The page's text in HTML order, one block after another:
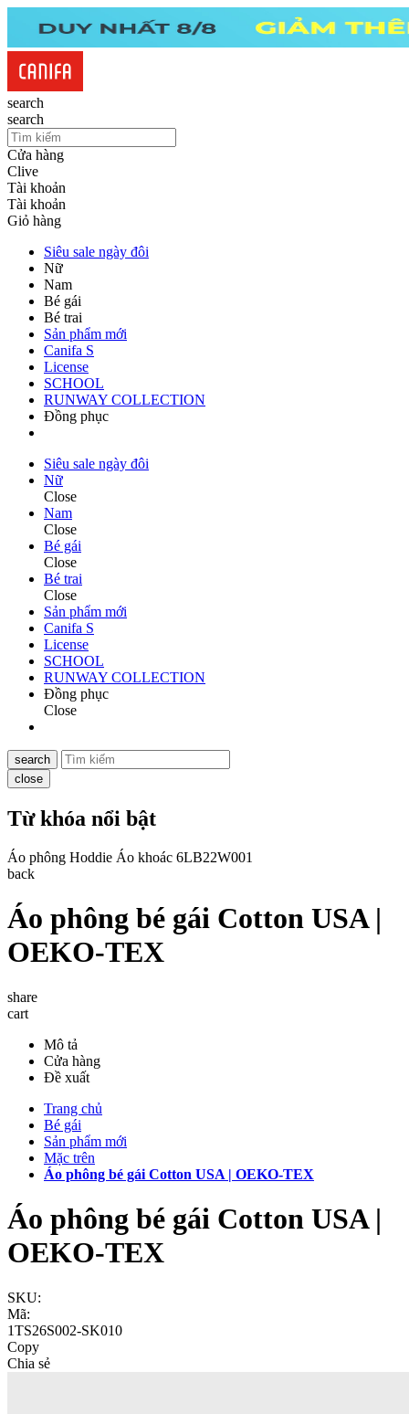
search
search
Cửa hàng
Clive
Tài khoản
Tài khoản
Giỏ hàng
Siêu sale ngày đôi
Nữ
Nam
Bé gái
Bé trai
Sản phẩm mới
Canifa S
License
SCHOOL
RUNWAY COLLECTION
Đồng phục
Siêu sale ngày đôi
Nữ
Close
Nam
Close
Bé gái
Close
Bé trai
Close
Sản phẩm mới
Canifa S
License
SCHOOL
RUNWAY COLLECTION
Đồng phục
Close
search
close
Từ khóa nổi bật
Áo phông Hoddie Áo khoác 6LB22W001
back
Áo phông bé gái Cotton USA |
OEKO-TEX
share
cart
Mô tả
Cửa hàng
Đề xuất
Trang chủ
Bé gái
Sản phẩm mới
Mặc trên
Áo phông bé gái Cotton USA | OEKO-TEX
Áo phông bé gái Cotton USA |
OEKO-TEX
SKU:
Mã:
1TS26S002-SK010
Copy
Chia sẻ